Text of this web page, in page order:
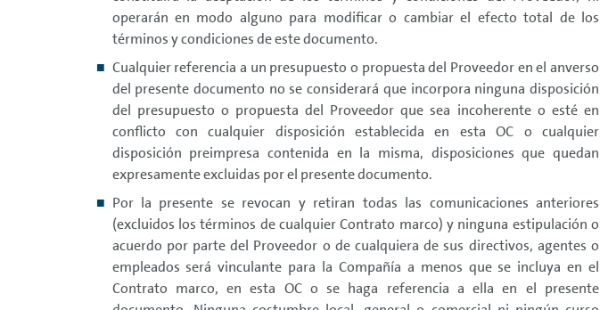
operarán en modo alguno para modificar o cambiar el efecto total de los
términos y condiciones de este documento.
Cualquier referencia a un presupuesto o propuesta del Proveedor en el anverso
del presente documento no se considerará que incorpora ninguna disposición
del presupuesto o propuesta del Proveedor que sea incoherente o esté en
conflicto con cualquier disposición establecida en esta OC o cualquier
disposición preimpresa contenida en la misma, disposiciones que quedan
expresamente excluidas por el presente documento.
Por la presente se revocan y retiran todas las comunicaciones anteriores
(excluidos los términos de cualquier Contrato marco) y ninguna estipulación o
acuerdo por parte del Proveedor o de cualquiera de sus directivos, agentes o
empleados será vinculante para la Compañía a menos que se incluya en el
Contrato marco, en esta OC o se haga referencia a ella en el presente